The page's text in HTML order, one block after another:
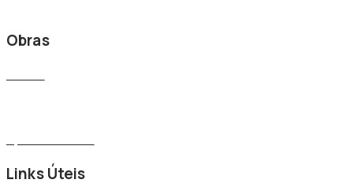
Obras
Links Úteis